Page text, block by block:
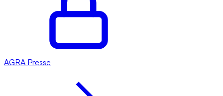
AGRA Presse